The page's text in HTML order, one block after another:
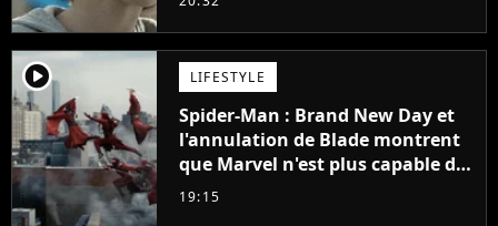
player2 LIFESTYLE
Spider-Man : Brand New Day et
l'annulation de Blade montrent
que Marvel n'est plus capable de
faire quoi que ce soit de simple
19:15